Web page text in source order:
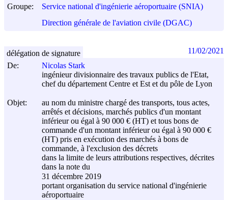
Groupe:
Service national d'ingénierie aéroportuaire (SNIA)
Direction générale de l'aviation civile (DGAC)
De:
Nicolas Stark
ingénieur divisionnaire des travaux publics de l'Etat,
chef du département Centre et Est et du pôle de Lyon
Objet:
au nom du ministre chargé des transports, tous actes,
arrêtés et décisions, marchés publics d'un montant
inférieur ou égal à 90 000 € (HT) et tous bons de
commande d'un montant inférieur ou égal à 90 000 €
(HT) pris en exécution des marchés à bons de
commande, à l'exclusion des décrets
dans la limite de leurs attributions respectives, décrites
dans la note du
31 décembre 2019
portant organisation du service national d'ingénierie
aéroportuaire
délégation de signature 11/02/2021